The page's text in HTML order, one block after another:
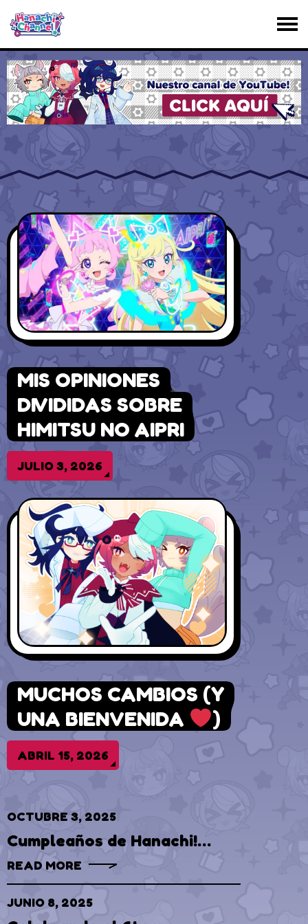
MIS OPINIONES
DIVIDIDAS SOBRE
HIMITSU NO AIPRI
JULIO 3, 2026
MUCHOS CAMBIOS (Y
UNA BIENVENIDA
)
ABRIL 15, 2026
OCTUBRE 3, 2025
Cumpleaños de Hanachi!
(INFO)
READ MORE
JUNIO 8, 2025